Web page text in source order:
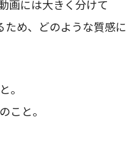
画には大きく分けて
ため、どのような質感に
。
こと。